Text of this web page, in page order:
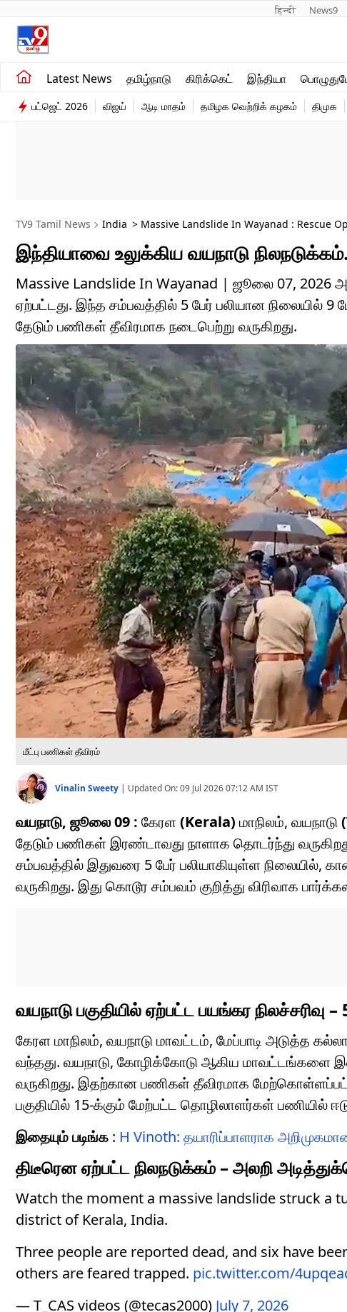
हिन्दी News9
Latest News தமிழ்நாடு கிரிக்கெட் இந்தியா
சமீபத்திய செய்திகள்
தமிழ்நாடு
விளையாட்டு
பட்ஜெட் 2026 விஜய் ஆடி மாதம் தமிழக வெற்றிக் கழகம் திமுக
TV9 Tamil News India > Massive Landslide In Wayanad : Rescue
இந்தியாவை உலுக்கிய வயநாடு
Massive Landslide In Wayanad | ஜூலை 07, 2026
ஏற்பட்டது. இந்த சம்பவத்தில் 5 பேர் பலியான நிலையில்
தேடும் பணிகள் தீவிரமாக நடைபெற்று வருகிறது.
மீட்பு பணிகள் தீவிரம்
Vinalin Sweety | Updated On:09 Jul 2026 07:12 AM IST
வயநாடு, ஜூலை 09 : கேரள (Kerala) மாநிலம், வயநாடு
தேடும் பணிகள் இரண்டாவது நாளாக தொடர்ந்து
சம்பவத்தில் இதுவரை 5 பேர் பலியாகியுள்ள
வருகிறது. இது கொடூர சம்பவம் குறித்து விரிவாக
வயநாடு பகுதியில் ஏற்பட்ட பயங்கர நிலச்சரிவு –
கேரள மாநிலம், வயநாடு மாவட்டம், மேப்பாடி அடுத்த
வந்தது. வயநாடு, கோழிக்கோடு ஆகிய மாவட்டங்களை
வருகிறது. இதற்கான பணிகள் தீவிரமாக
பகுதியில் 15-க்கும் மேற்பட்ட தொழிலாளர்கள் பணியில்
இதையும் படிங்க : H Vinoth: தயாரிப்பாளராக
திடீரென ஏற்பட்ட நிலநடுக்கம் – அலறி
Watch the moment a massive landslide struck a
district of Kerala, India.
Three people are reported dead, and six have
others are feared trapped. pic.twitter.com/
— T_CAS videos (@tecas2000) July 7, 2026